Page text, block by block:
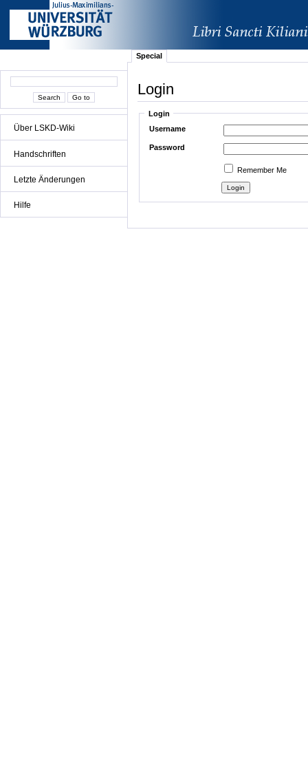
Über LSKD-Wiki
Handschriften
Letzte Änderungen
Hilfe
Special
Login
Login
Username
Password
Remember Me